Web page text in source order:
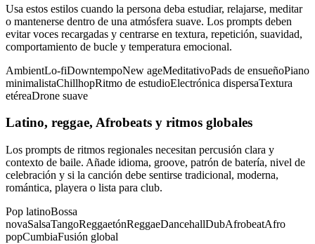
Usa estos estilos cuando la persona deba estudiar, relajarse, meditar
o mantenerse dentro de una atmósfera suave. Los prompts deben
evitar voces recargadas y centrarse en textura, repetición, suavidad,
comportamiento de bucle y temperatura emocional.
AmbientLo-fiDowntempoNew ageMeditativoPads de ensueñoPiano
minimalistaChillhopRitmo de estudioElectrónica dispersaTextura
etéreaDrone suave
Latino, reggae, Afrobeats y ritmos globales
Los prompts de ritmos regionales necesitan percusión clara y
contexto de baile. Añade idioma, groove, patrón de batería, nivel de
celebración y si la canción debe sentirse tradicional, moderna,
romántica, playera o lista para club.
Pop latinoBossa
novaSalsaTangoReggaetónReggaeDancehallDubAfrobeatAfro
popCumbiaFusión global